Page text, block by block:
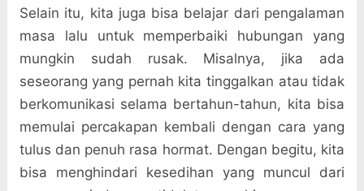
Selain itu, kita juga bisa belajar dari pengalaman
masa lalu untuk memperbaiki hubungan yang
mungkin sudah rusak. Misalnya, jika ada
seseorang yang pernah kita tinggalkan atau tidak
berkomunikasi selama bertahun-tahun, kita bisa
memulai percakapan kembali dengan cara yang
tulus dan penuh rasa hormat. Dengan begitu, kita
bisa menghindari kesedihan yang muncul dari